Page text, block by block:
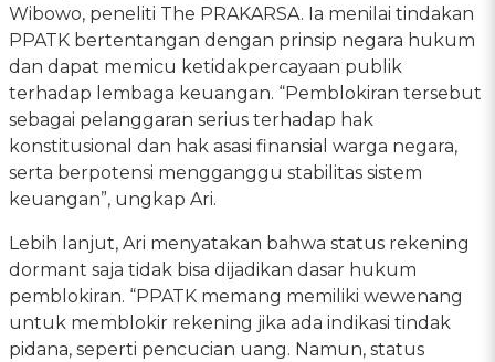
Wibowo, peneliti The PRAKARSA. Ia menilai tindakan
PPATK bertentangan dengan prinsip negara hukum
dan dapat memicu ketidakpercayaan publik
terhadap lembaga keuangan. “Pemblokiran tersebut
sebagai pelanggaran serius terhadap hak
konstitusional dan hak asasi finansial warga negara,
serta berpotensi mengganggu stabilitas sistem
keuangan”, ungkap Ari.
Lebih lanjut, Ari menyatakan bahwa status rekening
dormant saja tidak bisa dijadikan dasar hukum
pemblokiran. “PPATK memang memiliki wewenang
untuk memblokir rekening jika ada indikasi tindak
pidana, seperti pencucian uang. Namun, status